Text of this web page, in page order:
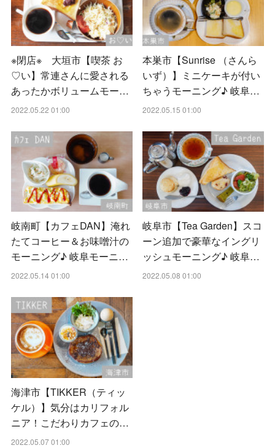
※閉店※ 大垣市【喫茶 お
♡い】常連さんに愛される
あったかボリュームモー…
2022.05.22 01:00
本巣市【Sunrise （さんら
いず）】ミニケーキが付い
ちゃうモーニング♪ 岐阜…
2022.05.15 01:00
岐南町【カフェDAN】淹れ
たてコーヒー＆お味噌汁の
モーニング♪ 岐阜モーニ…
2022.05.14 01:00
岐阜市【Tea Garden】スコ
ーン追加で豪華なイングリ
ッシュモーニング♪ 岐阜…
2022.05.08 01:00
海津市【TIKKER（ティッ
ケル）】気分はカリフォル
ニア！こだわりカフェの…
2022.05.07 01:00